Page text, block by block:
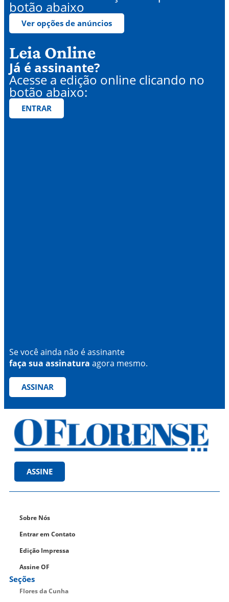
botão abaixo
Ver opções de anúncios
Leia Online
Já é assinante?
Acesse a edição online clicando no
botão abaixo:
ENTRAR
Se você ainda não é assinante
faça sua assinatura agora mesmo.
ASSINAR
ASSINE
Sobre Nós
Entrar em Contato
Edição Impressa
Assine OF
Seções
Flores da Cunha